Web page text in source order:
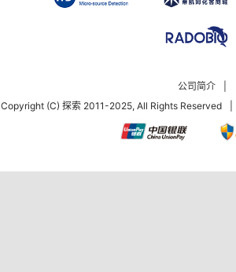
公司简介
Copyright (C) 探索 2011-2025, All Rights Reserved